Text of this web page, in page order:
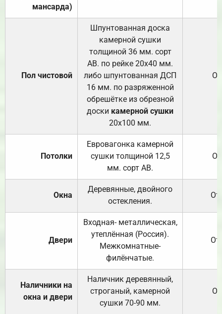
мансарда)
Пол чистовой
Шпунтованная доска
камерной сушки
толщиной 36 мм. сорт
АВ. по рейке 20х40 мм.
либо шпунтованная ДСП
16 мм. по разряженной
обрешётке из обрезной
доски камерной сушки
20х100 мм.
Потолки
Евровагонка камерной
сушки толщиной 12,5
мм. сорт АВ.
Окна
Деревянные, двойного
остекления.
Двери
Входная- металлическая,
утеплённая (Россия).
Межкомнатные-
филёнчатые.
Наличники на
окна и двери
Наличник деревянный,
строганый, камерной
сушки 70-90 мм.